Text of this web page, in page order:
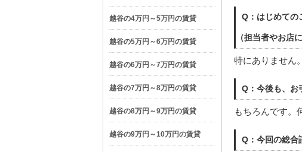
Q：はじめての
（担当者やお店
特にありません。
Q：今後も、お
もちろんです。
Q：今回の総合
越谷の4万円～5万円の賃貸
越谷の5万円～6万円の賃貸
越谷の6万円～7万円の賃貸
越谷の7万円～8万円の賃貸
越谷の8万円～9万円の賃貸
越谷の9万円～10万円の賃貸